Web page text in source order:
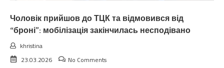
Чоловік прийшов до ТЦК та відмовився від
“броні”: мобілізація закінчилась несподівано
khristina
23.03.2026
No Comments